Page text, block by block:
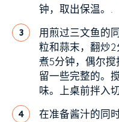
钟，取出保温。.
3
用煎过三文鱼的
粒和蒜末，翻炒
煮5分钟，偶尔搅
留一些完整的。
味。上桌前拌入
4
在准备酱汁的同